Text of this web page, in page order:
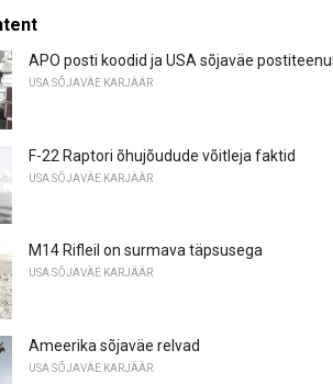
APO posti koodid ja USA sõjaväe
USA SÕJAVÄE KARJÄÄR
F-22 Raptori õhujõudude võitleja faktid
USA SÕJAVÄE KARJÄÄR
M14 Rifleil on surmava täpsusega
USA SÕJAVÄE KARJÄÄR
Ameerika sõjaväe relvad
USA SÕJAVÄE KARJÄÄR